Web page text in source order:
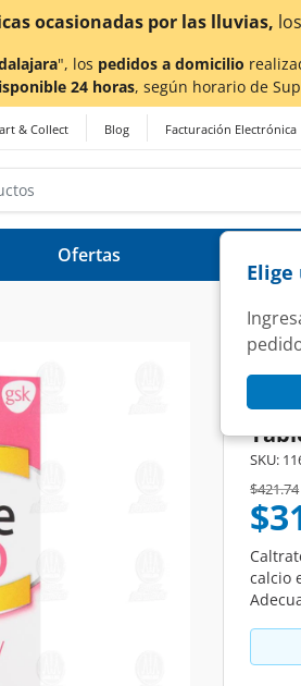
", los pedidos a domicilio
24 horas, según horario de
& Collect Blog Facturación Electrónica
Ofertas
SKU:
Price
$421.74to
calcio